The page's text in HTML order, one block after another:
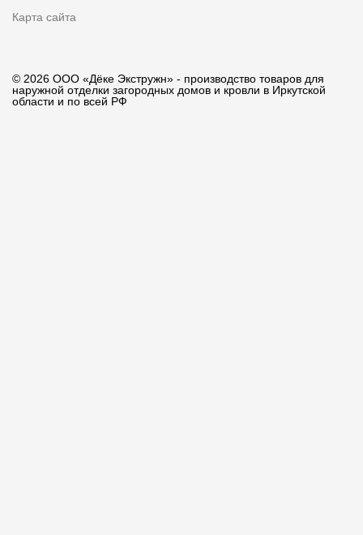
Карта сайта
© 2026 ООО «Дёке Экстружн» - производство товаров для
наружной отделки загородных домов и кровли в Иркутской
области и по всей РФ